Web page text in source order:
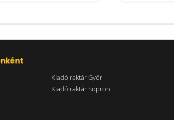
Kiadó raktár Győr
Kiadó raktár Sopron